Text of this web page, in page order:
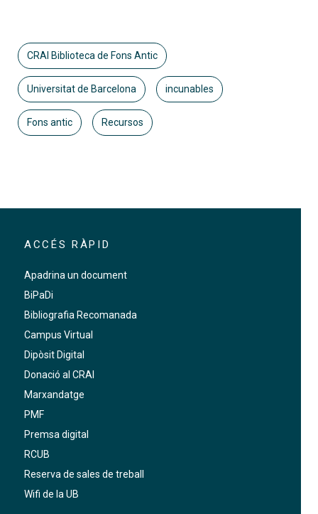
CRAI Biblioteca de Fons Antic
Universitat de Barcelona incunables
Fons antic Recursos
ACCÉS RÀPID
Apadrina un document
BiPaDi
Bibliografia Recomanada
Campus Virtual
Dipòsit Digital
Donació al CRAI
Marxandatge
PMF
Premsa digital
RCUB
Reserva de sales de treball
Wifi de la UB